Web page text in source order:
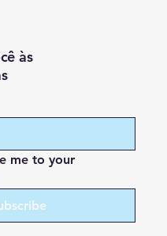
às
me to your